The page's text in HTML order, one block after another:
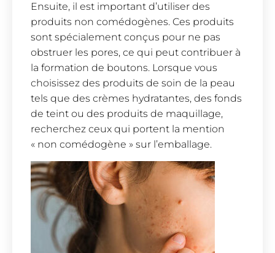
Ensuite, il est important d’utiliser des
produits non comédogènes. Ces produits
sont spécialement conçus pour ne pas
obstruer les pores, ce qui peut contribuer à
la formation de boutons. Lorsque vous
choisissez des produits de soin de la peau
tels que des crèmes hydratantes, des fonds
de teint ou des produits de maquillage,
recherchez ceux qui portent la mention
« non comédogène » sur l’emballage.